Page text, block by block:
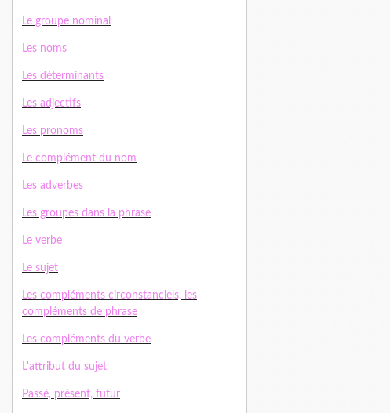
Le groupe nominal
Les noms
Les déterminants
Les adjectifs
Les pronoms
Le complément du nom
Les adverbes
Les groupes dans la phrase
Le verbe
Le sujet
Les compléments circonstanciels, les
compléments de phrase
Les compléments du verbe
L'attribut du sujet
Passé, présent, futur